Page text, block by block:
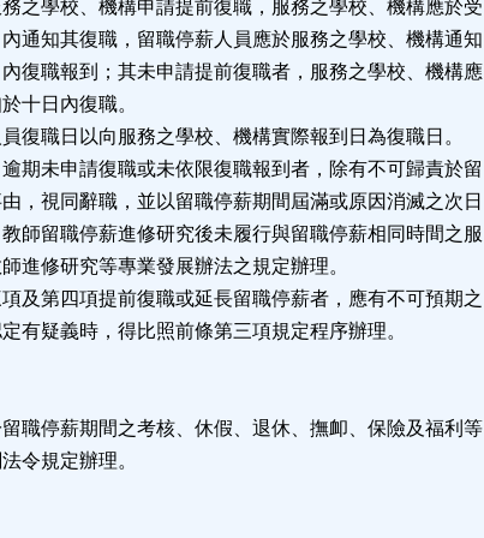
之學校、機構申請提前復職，服務之學校、機構應於受
通知其復職，留職停薪人員應於服務之學校、機構通知
復職報到；其未申請提前復職者，服務之學校、機構應
十日內復職。
復職日以向服務之學校、機構實際報到日為復職日。
期未申請復職或未依限復職報到者，除有不可歸責於留
，視同辭職，並以留職停薪期間屆滿或原因消滅之次日
師留職停薪進修研究後未履行與留職停薪相同時間之服
進修研究等專業發展辦法之規定辦理。
及第四項提前復職或延長留職停薪者，應有不可預期之
有疑義時，得比照前條第三項規定程序辦理。
職停薪期間之考核、休假、退休、撫卹、保險及福利等
令規定辦理。